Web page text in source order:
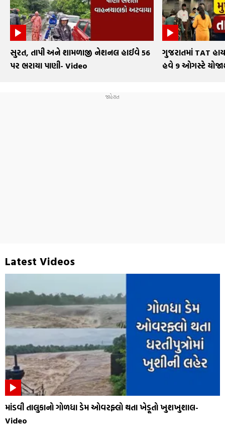
સુરત, તાપી અને શામળાજી નેશનલ હાઈવે 56
પર ભરાયા પાણી- Video
ગુજરાતમાં TAT
હવે 9 ઓગસ્ટે
Latest Videos
માંડવી તાલુકાનો ગોળધા ડેમ ઓવરફ્લો થતા ખેડૂતો ખુશખુશાલ-
Video